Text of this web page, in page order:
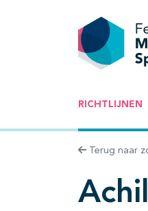
RICHTLIJNEN
Terug naar